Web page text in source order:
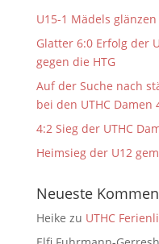
U15-1 Mädels
Glatter 6:0 Erfolg der
gegen die HTG
Auf der Suche nach
bei den UTHC Damen
4:2 Sieg der UTHC
Heimsieg der U12
Neueste
Heike zu UTHC